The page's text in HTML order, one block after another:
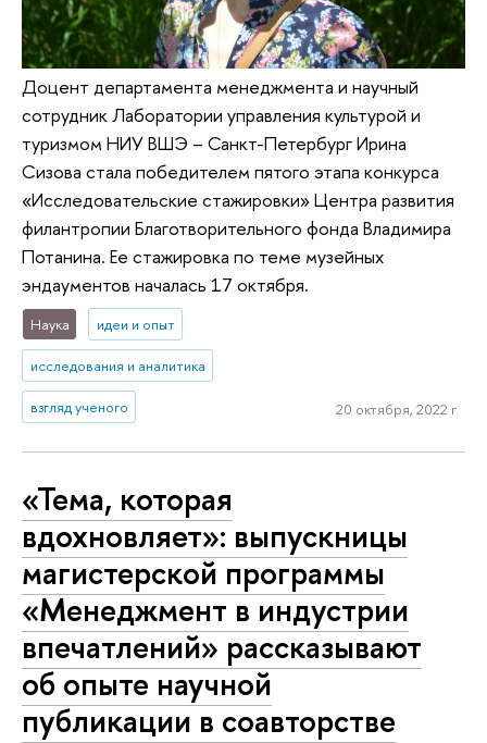
Доцент департамента менеджмента и научный
сотрудник Лаборатории управления культурой и
туризмом НИУ ВШЭ – Санкт-Петербург Ирина
Сизова стала победителем пятого этапа конкурса
«Исследовательские стажировки» Центра развития
филантропии Благотворительного фонда Владимира
Потанина. Ее стажировка по теме музейных
эндаументов началась 17 октября.
Наука идеи и опыт
исследования и аналитика
взгляд ученого 20 октября, 2022 г.
«Тема, которая
вдохновляет»: выпускницы
магистерской программы
«Менеджмент в индустрии
впечатлений» рассказывают
об опыте научной
публикации в соавторстве